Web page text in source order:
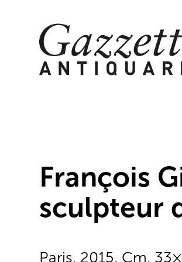
Skip
to
content
François
sculpteur
Paris, 2015. Cm.